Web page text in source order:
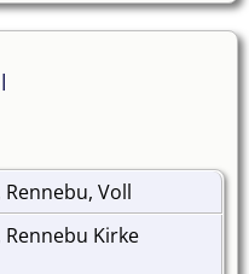
Rennebu, Voll
Rennebu Kirke